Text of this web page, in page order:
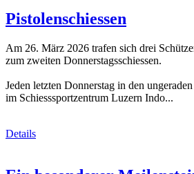
Pistolenschiessen
Am 26. März 2026 trafen sich drei
zum zweiten Donnerstagsschiessen.
Jeden letzten Donnerstag in den
im Schiesssportzentrum Luzern Indo...
Details